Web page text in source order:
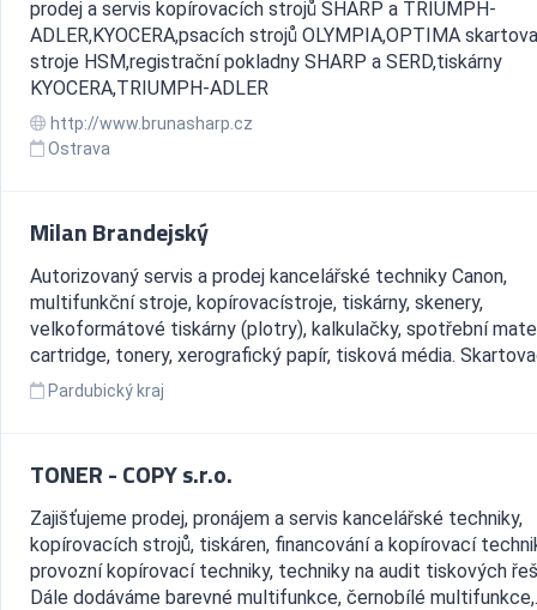
prodej a servis kopírovacích strojů SHARP a TRIUMPH-
ADLER,KYOCERA,psacích strojů OLYMPIA,OPTIMA
stroje HSM,registrační pokladny SHARP a SERD,tiskárny
KYOCERA,TRIUMPH-ADLER
http://www.brunasharp.cz
Ostrava
Milan Brandejský
Autorizovaný servis a prodej kancelářské techniky Canon,
multifunkční stroje, kopírovacístroje, tiskárny, skenery,
velkoformátové tiskárny (plotry), kalkulačky, spotřební
cartridge, tonery, xerografický papír, tisková média.
Pardubický kraj
TONER - COPY s.r.o.
Zajišťujeme prodej, pronájem a servis kancelářské techniky,
kopírovacích strojů, tiskáren, financování a kopírovací
provozní kopírovací techniky, techniky na audit tiskových
Dále dodáváme barevné multifunkce, černobílé